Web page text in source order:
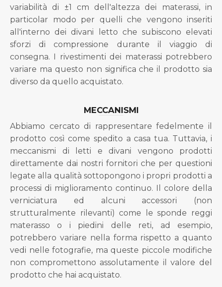
variabilità di ±1 cm dell'altezza dei materassi, in
particolar modo per quelli che vengono inseriti
all'interno dei divani letto che subiscono elevati
sforzi di compressione durante il viaggio di
consegna. I rivestimenti dei materassi potrebbero
variare ma questo non significa che il prodotto sia
diverso da quello acquistato.
MECCANISMI
Abbiamo cercato di rappresentare fedelmente il
prodotto così come spedito a casa tua. Tuttavia, i
meccanismi di letti e divani vengono prodotti
direttamente dai nostri fornitori che per questioni
legate alla qualità sottopongono i propri prodotti a
processi di miglioramento continuo. Il colore della
verniciatura ed alcuni accessori (non
strutturalmente rilevanti) come le sponde reggi
materasso o i piedini delle reti, ad esempio,
potrebbero variare nella forma rispetto a quanto
vedi nelle fotografie, ma queste piccole modifiche
non compromettono assolutamente il valore del
prodotto che hai acquistato.